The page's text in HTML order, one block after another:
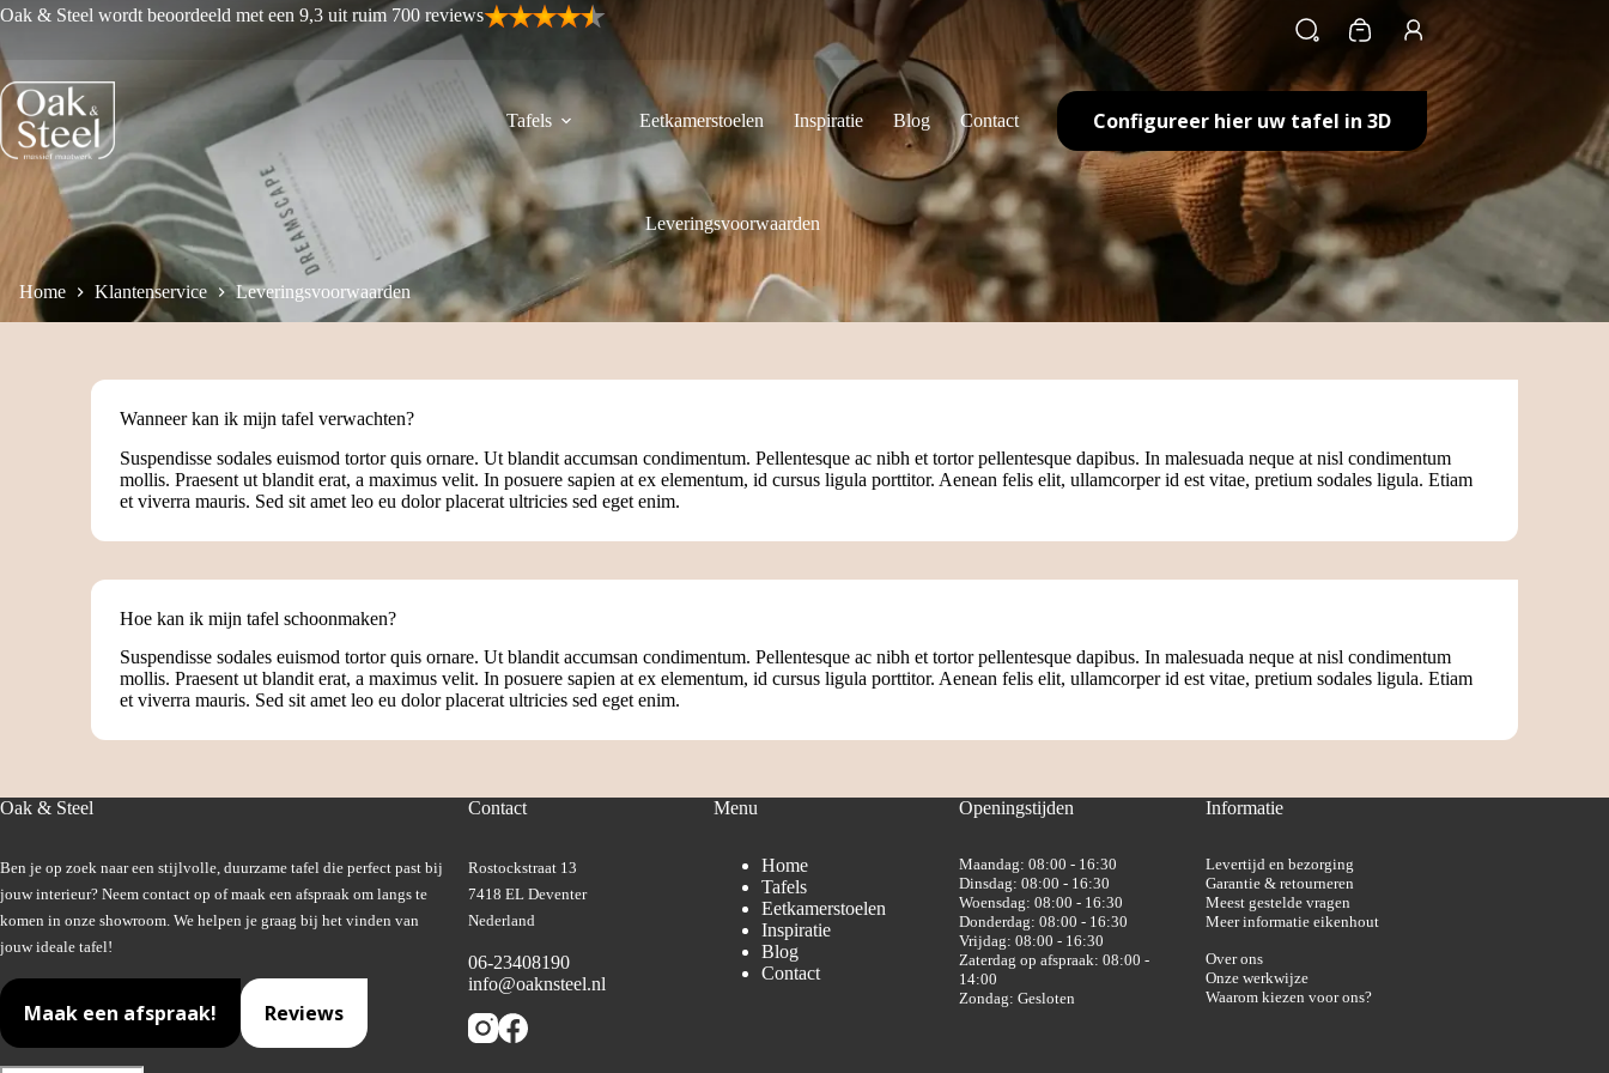
Ga
de
inhoud
Oak & Steel wordt beoordeeld met een 9,3 uit ruim 700 reviews
Winkelwagen
Tafels Eetkamerstoelen Inspiratie Blog Contact Configureer hier uw tafel in 3D
Leveringsvoorwaarden
Home Klantenservice Leveringsvoorwaarden
Wanneer kan ik mijn tafel verwachten?
Suspendisse sodales euismod tortor quis ornare. Ut blandit accumsan condimentum. Pellentesque ac nibh et tortor pellentesque dapibus. In malesuada neque at nisl condimentum
mollis. Praesent ut blandit erat, a maximus velit. In posuere sapien at ex elementum, id cursus ligula porttitor. Aenean felis elit, ullamcorper id est vitae, pretium sodales ligula. Etiam
et viverra mauris. Sed sit amet leo eu dolor placerat ultricies sed eget enim.
Hoe kan ik mijn tafel schoonmaken?
Suspendisse sodales euismod tortor quis ornare. Ut blandit accumsan condimentum. Pellentesque ac nibh et tortor pellentesque dapibus. In malesuada neque at nisl condimentum
mollis. Praesent ut blandit erat, a maximus velit. In posuere sapien at ex elementum, id cursus ligula porttitor. Aenean felis elit, ullamcorper id est vitae, pretium sodales ligula. Etiam
et viverra mauris. Sed sit amet leo eu dolor placerat ultricies sed eget enim.
Oak & Steel
Ben je op zoek naar een stijlvolle, duurzame tafel die perfect past bij
jouw interieur? Neem contact op of maak een afspraak om langs te
komen in onze showroom. We helpen je graag bij het vinden van
jouw ideale tafel!
Maak een afspraak! Reviews
Contact
Rostockstraat 13
7418 EL Deventer
Nederland
06-23408190
info@oaknsteel.nl
Menu
Home
Tafels
Eetkamerstoelen
Inspiratie
Blog
Contact
Openingstijden
Maandag: 08:00 - 16:30
Dinsdag: 08:00 - 16:30
Woensdag: 08:00 - 16:30
Donderdag: 08:00 - 16:30
Vrijdag: 08:00 - 16:30
Zaterdag op afspraak: 08:00 -
14:00
Zondag: Gesloten
Informatie
Levertijd en bezorging
Garantie & retourneren
Meest gestelde vragen
Meer informatie eikenhout
Over ons
Onze werkwijze
Waarom kiezen voor ons?